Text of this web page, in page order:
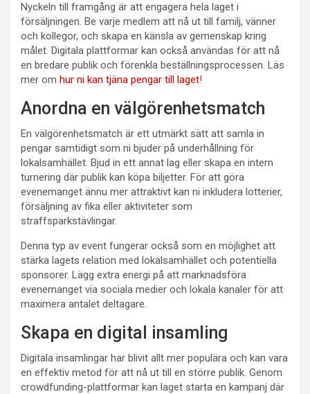
Nyckeln till framgång är att engagera hela laget i
försäljningen. Be varje medlem att nå ut till familj, vänner
och kollegor, och skapa en känsla av gemenskap kring
målet. Digitala plattformar kan också användas för att nå
en bredare publik och förenkla beställningsprocessen. Läs
mer om hur ni kan tjäna pengar till laget!
Anordna en välgörenhetsmatch
En välgörenhetsmatch är ett utmärkt sätt att samla in
pengar samtidigt som ni bjuder på underhållning för
lokalsamhället. Bjud in ett annat lag eller skapa en intern
turnering där publik kan köpa biljetter. För att göra
evenemanget ännu mer attraktivt kan ni inkludera lotterier,
försäljning av fika eller aktiviteter som
straffsparkstävlingar.
Denna typ av event fungerar också som en möjlighet att
stärka lagets relation med lokalsamhället och potentiella
sponsorer. Lägg extra energi på att marknadsföra
evenemanget via sociala medier och lokala kanaler för att
maximera antalet deltagare.
Skapa en digital insamling
Digitala insamlingar har blivit allt mer populära och kan vara
en effektiv metod för att nå ut till en större publik. Genom
crowdfunding-plattformar kan laget starta en kampanj där